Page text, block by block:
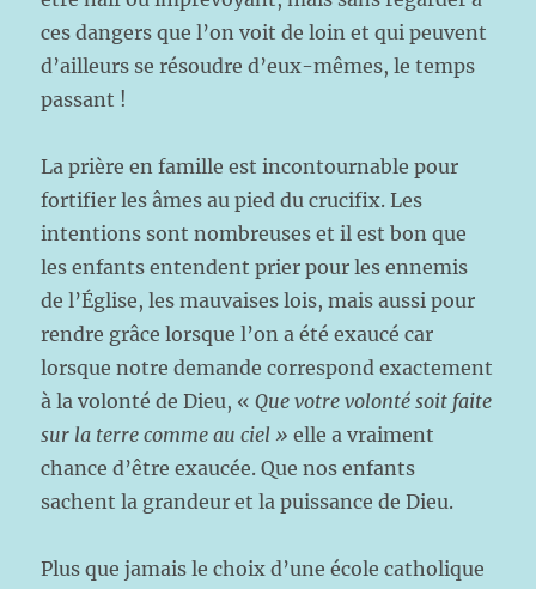
ces dangers que l’on voit de loin et qui peuvent
d’ailleurs se résoudre d’eux-mêmes, le temps
passant !
La prière en famille est incontournable pour
fortifier les âmes au pied du crucifix. Les
intentions sont nombreuses et il est bon que
les enfants entendent prier pour les ennemis
de l’Église, les mauvaises lois, mais aussi pour
rendre grâce lorsque l’on a été exaucé car
lorsque notre demande correspond exactement
à la volonté de Dieu, « Que votre volonté soit faite
sur la terre comme au ciel »elle a vraiment
chance d’être exaucée. Que nos enfants
sachent la grandeur et la puissance de Dieu.
Plus que jamais le choix d’une école catholique